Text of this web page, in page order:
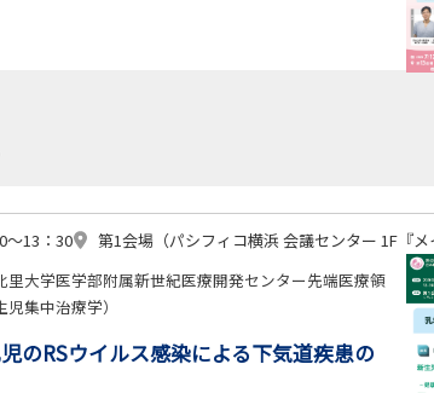
～13：30
第1会場（パシフィコ横浜 会議センター 1F『メ
里大学医学部附属新世紀医療開発センター先端医療領
集中治療学）
のRSウイルス感染による下気道疾患の